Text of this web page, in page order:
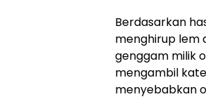
Berdasarkan
menghirup lem
genggam milik
mengambil
menyebabkan